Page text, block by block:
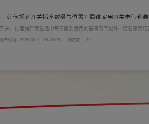
如何规划开关插座数量与位置？靠谱家用开关电气套装
开关、插座是日常生活中每天需要使用的基础电气配件。随着家用电
座的数量设置不够，或者开关、插座的位置设置不合理，会给今后的
发布时间：2026-08-01 09:49:05 浏览数：186